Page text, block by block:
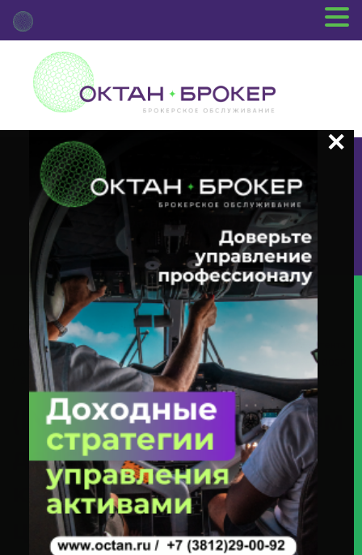
+7 (3812) 29-00-92
г.Омск ул.Красный Путь, 109 оф.510
Главная Новости Депозитария
(INTR) О Корпоративном
Действии «Выплата Купонного Дохода» С Ценными Бумагами Эмитента
ПАО «ИНАРКТИКА» ИНН 7816430057 (облигация 4B02-01-04461-D-002P
/ ISIN RU000A107W48)
(INTR) О корпоративном
действии «Выплата
купонного дохода» с
ценными бумагами